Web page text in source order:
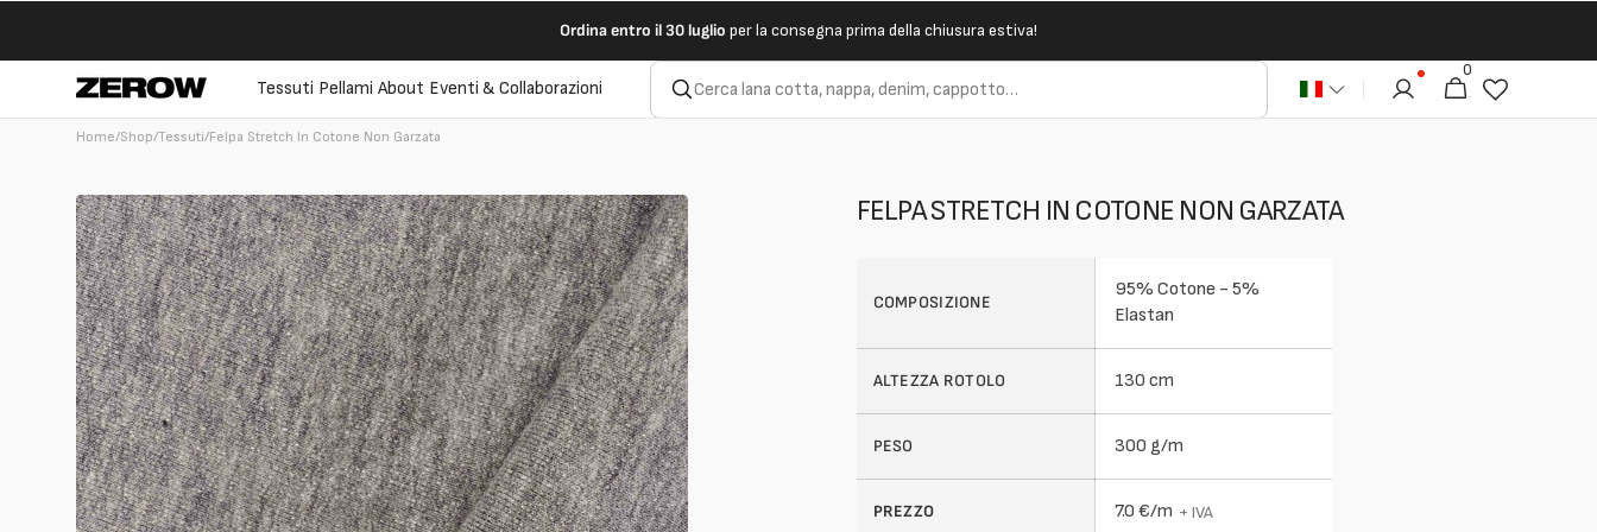
Vai
ai contenuti
Ordina entro il 30 luglio per la consegna prima della chiusura estiva!
Tessuti Pellami About Eventi & Collaborazioni Carrello
0
articoli
Home/Shop/Tessuti/Felpa Stretch In Cotone Non Garzata
FELPA STRETCH IN COTONE NON GARZATA
COMPOSIZIONE
95% Cotone - 5%
Elastan
ALTEZZA ROTOLO 130 cm
PESO 300 g/m
PREZZO 7.0 €/m + IVA